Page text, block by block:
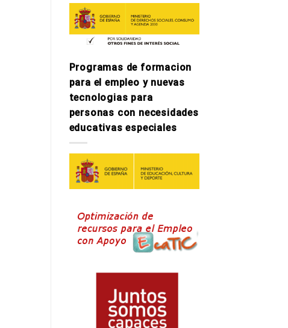
Programas de formacion
para el empleo y nuevas
tecnologi­as para
personas con necesidades
educativas especiales